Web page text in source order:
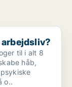
til i alt 8
håb,
o..